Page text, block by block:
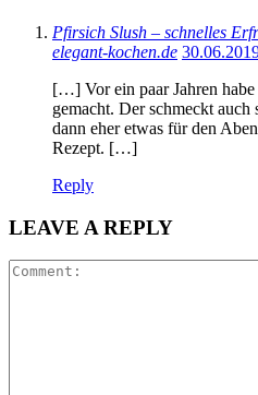
Pfirsich Slush – schnelles
elegant-kochen.de
[…] Vor ein paar Jahren
gemacht. Der schmeckt
dann eher etwas für den
Rezept. […]
Reply
LEAVE A REPLY